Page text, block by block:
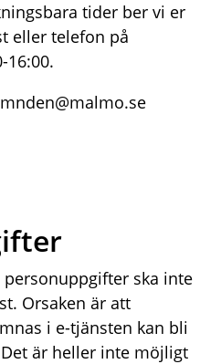
tider ber vi er
eller telefon på
16:00.
ska inte
Orsaken är att
i e-tjänsten kan bli
är heller inte möjligt